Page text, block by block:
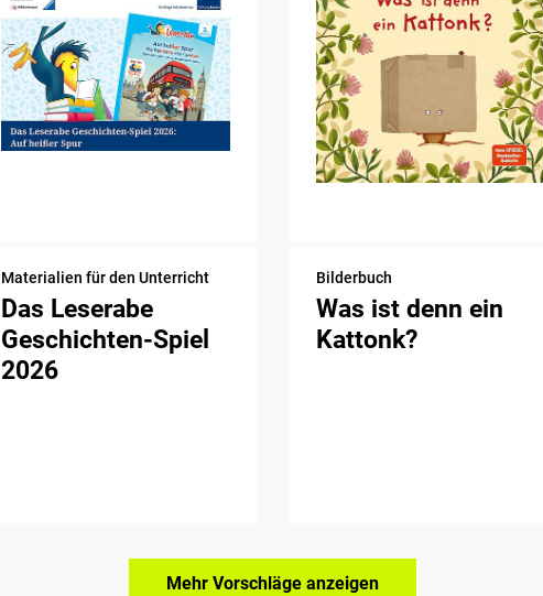
Materialien für den Unterricht
Das Leserabe
Geschichten-Spiel
2026
Bilderbuch
Was ist denn ein
Kattonk?
Mehr Vorschläge anzeigen